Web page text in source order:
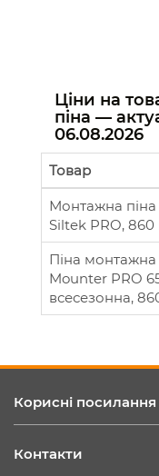
Ціни на
піна —
06.08.2026
Товар
Монтажна піна
Siltek PRO, 860
Піна монтажна
Mounter PRO
всесезонна,
Корисні посилання
Контакти